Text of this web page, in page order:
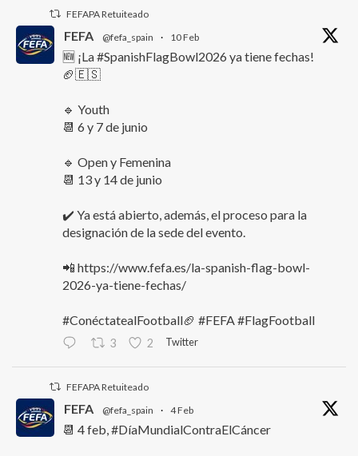
FEFAPA Retuiteado
FEFA @fefa_spain · 10 Feb
🆕 ¡La #SpanishFlagBowl2026 ya tiene fechas!
🏈🇪🇸
🔹 Youth
📆 6 y 7 de junio
🔹 Open y Femenina
📆 13 y 14 de junio
✔️ Ya está abierto, además, el proceso para la
designación de la sede del evento.
📲 https://www.fefa.es/la-spanish-flag-bowl-
2026-ya-tiene-fechas/
#ConéctatealFootball🏈 #FEFA #FlagFootball
3 2 Twitter
FEFAPA Retuiteado
FEFA @fefa_spain · 4 Feb
📆 4 feb, #DíaMundialContraElCáncer